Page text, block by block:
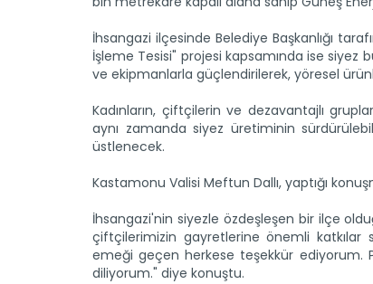
İhsangazi ilçesinde Belediye Başkanlığı
İşleme Tesisi" projesi kapsamında ise
ve ekipmanlarla güçlendirilerek, yöresel
Kadınların, çiftçilerin ve dezavantajlı
aynı zamanda siyez üretiminin
üstlenecek.
Kastamonu Valisi Meftun Dallı, yaptığı
İhsangazi'nin siyezle özdeşleşen bir ilçe
çiftçilerimizin gayretlerine önemli katkılar
emeği geçen herkese teşekkür ediyorum.
diliyorum." diye konuştu.